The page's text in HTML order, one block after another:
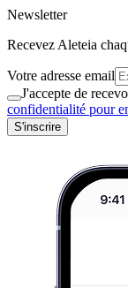
Newsletter
Recevez Aleteia
Votre adresse email
J'accepte de
confidentialité pour
S'inscrire